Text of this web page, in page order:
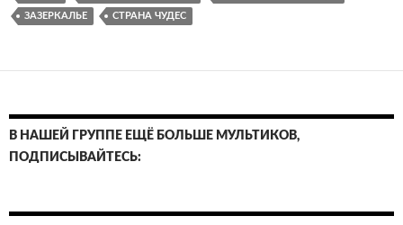
ЗАЗЕРКАЛЬЕ СТРАНА ЧУДЕС
В НАШЕЙ ГРУППЕ ЕЩЁ БОЛЬШЕ МУЛЬТИКОВ,
ПОДПИСЫВАЙТЕСЬ: